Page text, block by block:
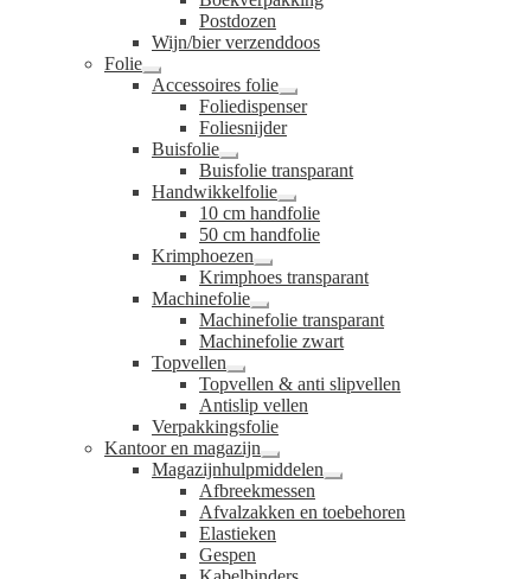
Postdozen
Wijn/bier verzenddoos
Folie
Submenu
uitvouwen
Accessoires folie
Submenu
uitvouwen
Foliedispenser
Foliesnijder
Buisfolie
Submenu
uitvouwen
Buisfolie transparant
Handwikkelfolie
Submenu
uitvouwen
10 cm handfolie
50 cm handfolie
Krimphoezen
Submenu
uitvouwen
Krimphoes transparant
Machinefolie
Submenu
uitvouwen
Machinefolie transparant
Machinefolie zwart
Topvellen
Submenu
uitvouwen
Topvellen & anti slipvellen
Antislip vellen
Verpakkingsfolie
Kantoor en magazijn
Submenu
uitvouwen
Magazijnhulpmiddelen
Submenu
uitvouwen
Afbreekmessen
Afvalzakken en toebehoren
Elastieken
Gespen